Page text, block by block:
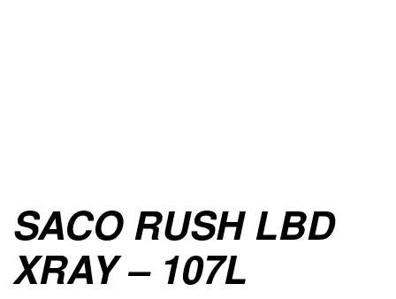
SACO RUSH LBD
XRAY – 107L